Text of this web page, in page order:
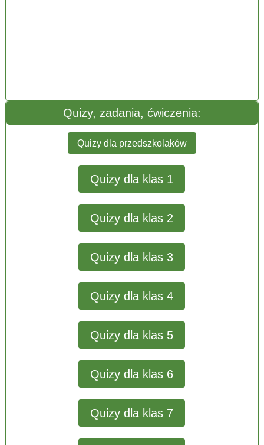
Quizy, zadania, ćwiczenia:
Quizy dla przedszkolaków
Quizy dla klas 1
Quizy dla klas 2
Quizy dla klas 3
Quizy dla klas 4
Quizy dla klas 5
Quizy dla klas 6
Quizy dla klas 7